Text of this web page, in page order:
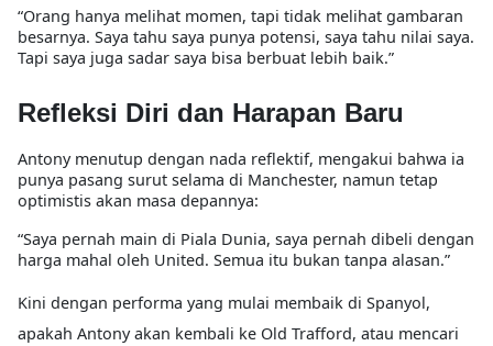
“Orang hanya melihat momen, tapi tidak melihat gambaran
besarnya. Saya tahu saya punya potensi, saya tahu nilai saya.
Tapi saya juga sadar saya bisa berbuat lebih baik.”
Refleksi Diri dan Harapan Baru
Antony menutup dengan nada reflektif, mengakui bahwa ia
punya pasang surut selama di Manchester, namun tetap
optimistis akan masa depannya:
“Saya pernah main di Piala Dunia, saya pernah dibeli dengan
harga mahal oleh United. Semua itu bukan tanpa alasan.”
Kini dengan performa yang mulai membaik di Spanyol,
apakah Antony akan kembali ke Old Trafford, atau mencari